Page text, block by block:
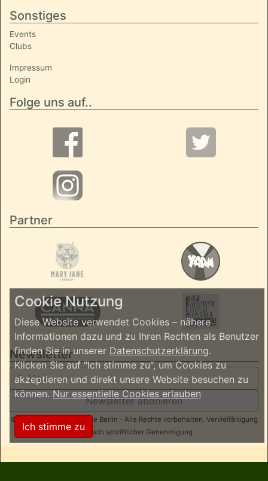
Sonstiges
Events
Clubs
Impressum
Login
Folge uns auf..
Partner
Newsletter
Newsletter abonieren
© 2026 ReggaeInBerlin.de Berlin - Alle Rechte vorbehalten. Vervielfältigung
nur nach schriftlicher Genehmigung
Cookie Nutzung
Diese Website verwendet Cookies – nähere
Informationen dazu und zu Ihren Rechten als Benutzer
finden Sie in unserer Datenschutzerklärung.
Klicken Sie auf "Ich stimme zu", um Cookies zu
akzeptieren und direkt unsere Website besuchen zu
können.Nur essentielle Cookies erlauben
Ich stimme zu